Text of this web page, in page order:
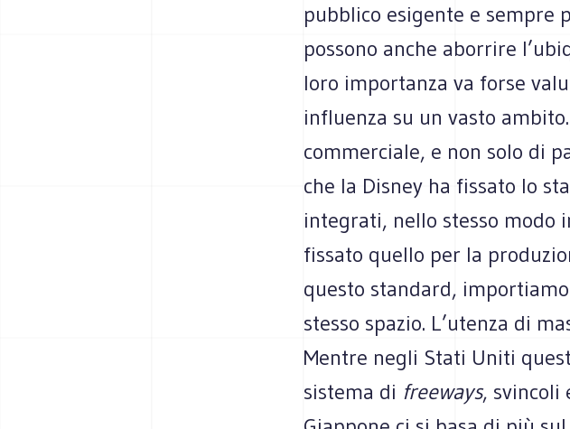
pubblico esigente e sempre
possono anche aborrire
loro importanza va forse
influenza su un vasto
commerciale, e non solo di
che la Disney ha fissato lo
integrati, nello stesso modo
fissato quello per la
questo standard,
stesso spazio. L’utenza di
Mentre negli Stati Uniti
sistema di freeways, svincoli